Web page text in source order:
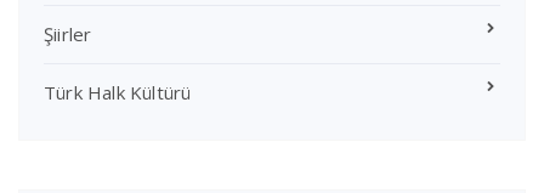
Şiirler
Türk Halk Kültürü